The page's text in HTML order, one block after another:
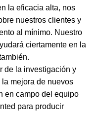
la eficacia alta, nos
nuestros clientes y
al mínimo. Nuestro
ciertamente en la
de la investigación y
mejora de nuevos
en campo del equipo
para producir